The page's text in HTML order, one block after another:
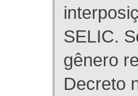
SELIC.
gênero
Decreto